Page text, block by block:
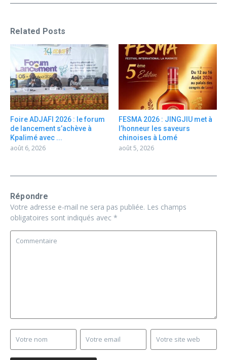
Related Posts
Foire ADJAFI 2026 : le forum
de lancement s’achève à
Kpalimé avec ...
août 6, 2026
FESMA 2026 : JINGJIU met à
l’honneur les saveurs
chinoises à Lomé
août 5, 2026
Répondre
Votre adresse e-mail ne sera pas publiée. Les champs
obligatoires sont indiqués avec *